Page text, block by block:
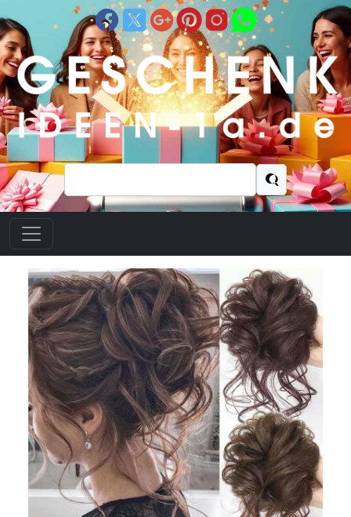
Suchen
nach: